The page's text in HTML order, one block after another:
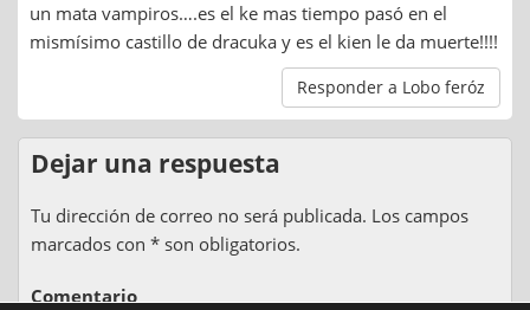
un mata vampiros….es el ke mas tiempo pasó en el
mismísimo castillo de dracuka y es el kien le da muerte!!!!
Responder a Lobo feróz
Dejar una respuesta
Tu dirección de correo no será publicada. Los campos
marcados con * son obligatorios.
Comentario